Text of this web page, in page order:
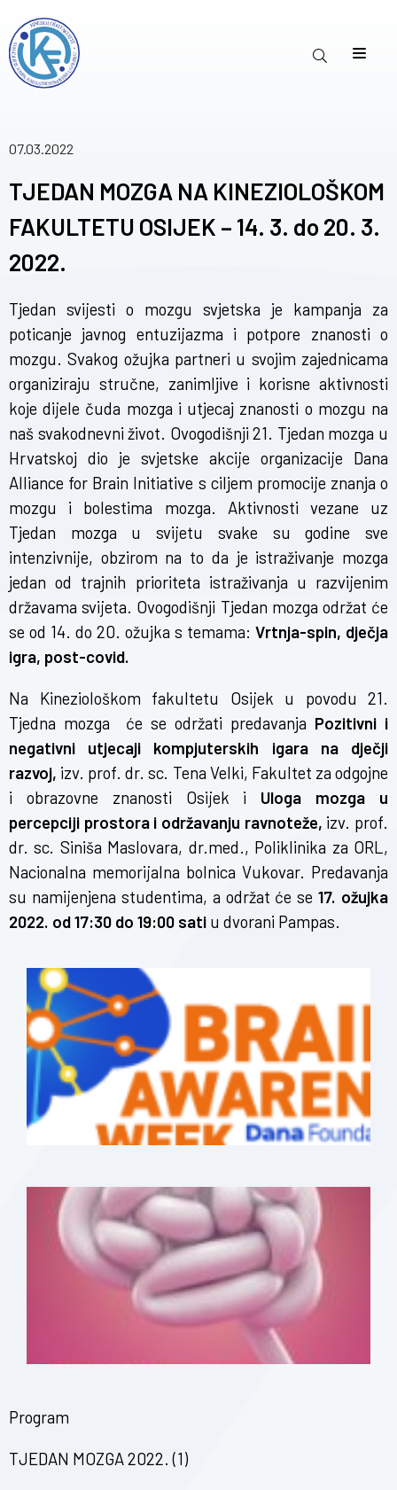
07.03.2022
TJEDAN MOZGA NA KINEZIOLOŠKOM
FAKULTETU OSIJEK – 14. 3. do 20. 3.
2022.
Tjedan svijesti o mozgu svjetska je kampanja za
poticanje javnog entuzijazma i potpore znanosti o
mozgu. Svakog ožujka partneri u svojim zajednicama
organiziraju stručne, zanimljive i korisne aktivnosti
koje dijele čuda mozga i utjecaj znanosti o mozgu na
naš svakodnevni život. Ovogodišnji21. Tjedan mozga u
Hrvatskoj dio je svjetske akcije organizacije Dana
Alliance for Brain Initiative s ciljem promocije znanja o
mozgu i bolestima mozga. Aktivnosti vezane uz
Tjedan mozga u svijetu svake su godine sve
intenzivnije, obzirom na to da je istraživanje mozga
jedan od trajnih prioriteta istraživanja u razvijenim
državama svijeta. Ovogodišnji Tjedan mozga održat će
se od 14. do 20. ožujka s temama: Vrtnja-spin, dječja
igra, post-covid.
Na Kineziološkom fakultetu Osijek u povodu 21.
Tjedna mozga će se održati predavanja Pozitivni i
negativni utjecaji kompjuterskih igara na dječji
razvoj, izv. prof. dr. sc. Tena Velki, Fakultet za odgojne
i obrazovne znanosti Osijek i Uloga mozga u
percepciji prostora i održavanju ravnoteže, izv. prof.
dr. sc. Siniša Maslovara, dr.med., Poliklinika za ORL,
Nacionalna memorijalna bolnica Vukovar. Predavanja
su namijenjena studentima, a održat će se17. ožujka
2022. od 17:30 do 19:00 sati u dvorani Pampas.
Program
TJEDAN MOZGA 2022. (1)